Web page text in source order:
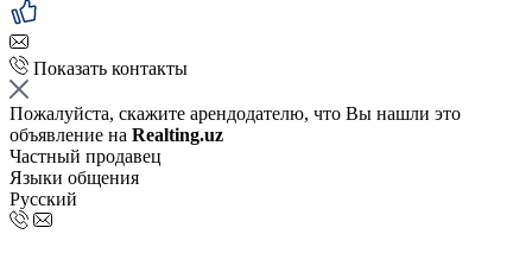
Показать контакты
Пожалуйста, скажите арендодателю, что Вы нашли это
объявление на Realting.uz
Частный продавец
Языки общения
Русский